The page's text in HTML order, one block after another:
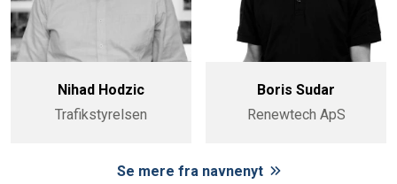
Nihad Hodzic
Trafikstyrelsen
Boris Sudar
Renewtech ApS
Se mere fra navnenyt